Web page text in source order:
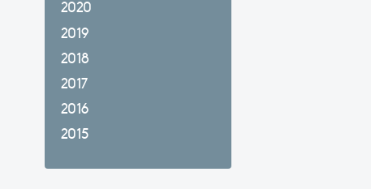
2020
2019
2018
2017
2016
2015